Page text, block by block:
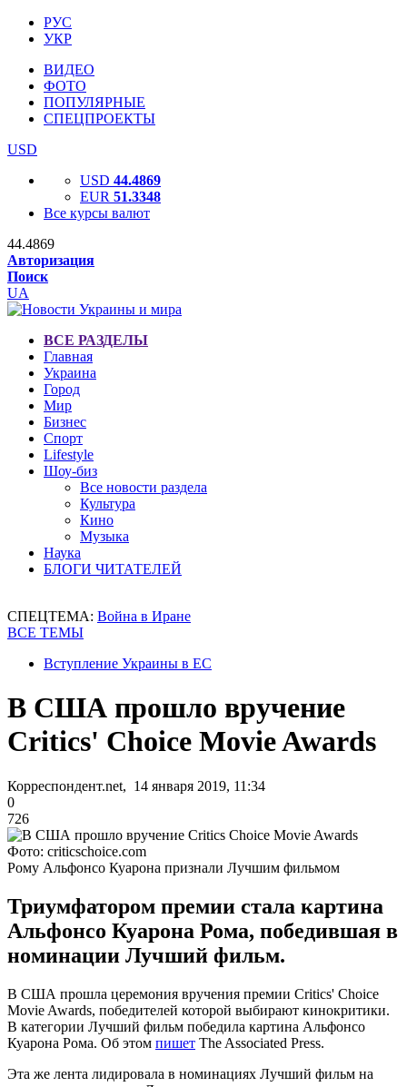
РУС
УКР
ВИДЕО
ФОТО
ПОПУЛЯРНЫЕ
СПЕЦПРОЕКТЫ
USD
USD 44.4869
EUR 51.3348
Все курсы валют
44.4869
Авторизация
Поиск
UA
ВСЕ РАЗДЕЛЫ
Главная
Украина
Город
Мир
Бизнес
Спорт
Lifestyle
Шоу-биз
Все новости раздела
Культура
Кино
Музыка
Наука
БЛОГИ ЧИТАТЕЛЕЙ
СПЕЦТЕМА: Война в Иране
ВСЕ ТЕМЫ
Вступление Украины в ЕС
В США прошло вручение
Critics' Choice Movie Awards
Корреспондент.net, 14 января 2019, 11:34
0
726
Фото: criticschoice.com
Рому Альфонсо Куарона признали Лучшим фильмом
Триумфатором премии стала картина
Альфонсо Куарона Рома, победившая в
номинации Лучший фильм.
В США прошла церемония вручения премии Critics' Choice
Movie Awards, победителей которой выбирают кинокритики.
В категории Лучший фильм победила картина Альфонсо
Куарона Рома. Об этом пишет The Associated Press.
Эта же лента лидировала в номинациях Лучший фильм на